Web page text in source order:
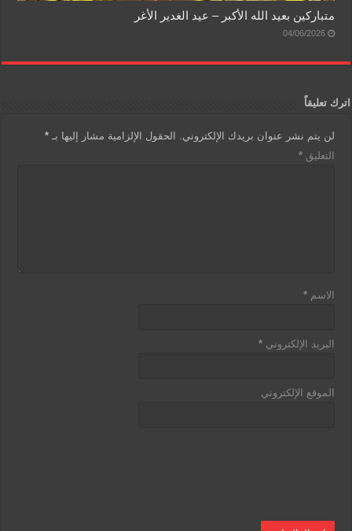
متباركين بعيد الله الأكبر – عيد الغدير الأغر
04/06/2026
اترك تعليقاً
لن يتم نشر عنوان بريدك الإلكتروني. الحقول الإلزامية مشار إليها بـ*
التعليق*
الاسم*
البريد الإلكتروني*
الموقع الإلكتروني